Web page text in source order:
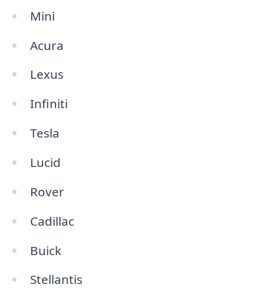
Mini
Acura
Lexus
Infiniti
Tesla
Lucid
Rover
Cadillac
Buick
Stellantis